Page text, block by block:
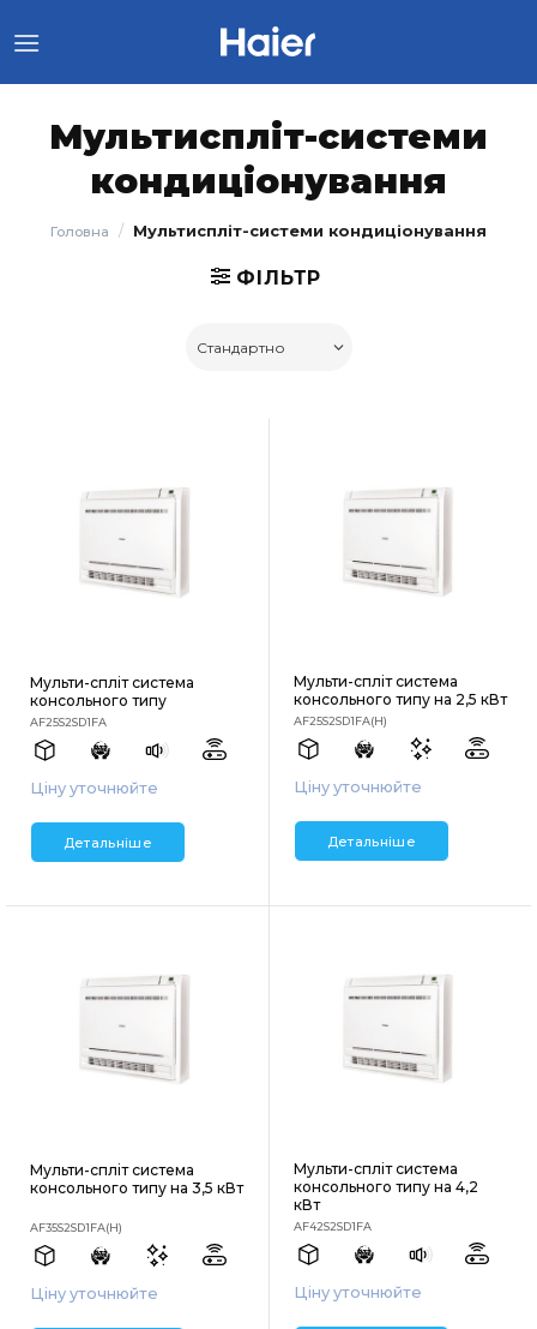
to
Мультиспліт-системи
кондиціонування
Головна / Мультиспліт-системи кондиціонування
ФІЛЬТР
Мульти-спліт система
консольного типу
AF25S2SD1FA
Ціну уточнюйте
Детальніше
Мульти-спліт система
консольного типу на 2,5 кВт
AF25S2SD1FA(H)
Ціну уточнюйте
Детальніше
Мульти-спліт система
консольного типу на 3,5 кВт
AF35S2SD1FA(H)
Ціну уточнюйте
Мульти-спліт система
консольного типу на 4,2
кВт
AF42S2SD1FA
Ціну уточнюйте